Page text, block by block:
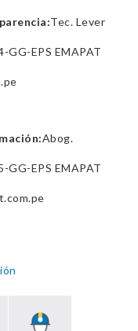
Tec. Lever
GG-EPS EMAPAT
Abog.
GG-EPS EMAPAT